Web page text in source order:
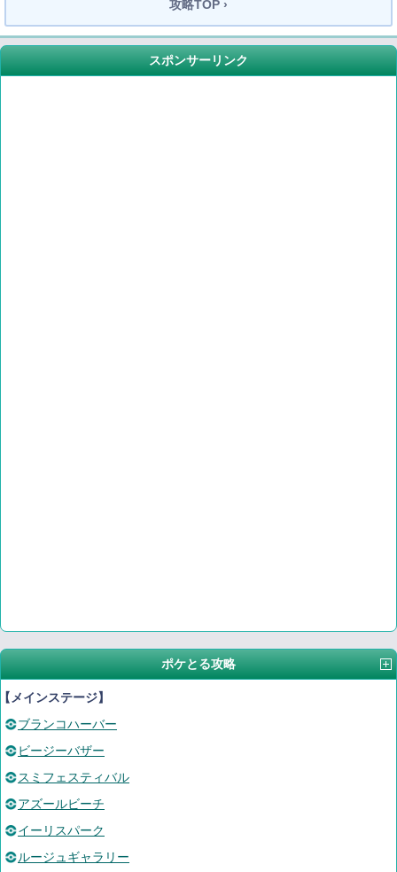
攻略TOP ›
スポンサーリンク
ポケとる攻略
メインステージ】
ブランコハーバー
ビージーバザー
スミフェスティバル
アズールビーチ
イーリスパーク
ルージュギャラリー